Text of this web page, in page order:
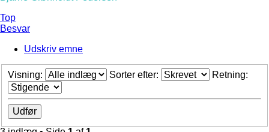
Top
Besvar
Udskriv emne
Visning: Sorter efter: Retning: